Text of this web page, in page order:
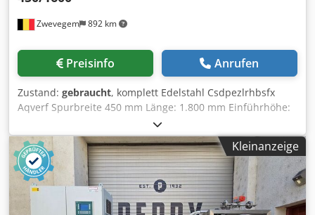
Zwevegem 892 km
Preisinfo Anrufen
Zustand: gebraucht, komplett Edelstahl Csdpezlrhbsfx
Aqverf Spurbreite 450 mm Länge: 1.800 mm Einführhöhe:
1.350 mm 400V, 50 Hz, 16A Öffnung Gitter: 2 mm
Abmessungen (L x B x H) : ± 1.900 x 1.100 x 1.450 mm
Kleinanzeige